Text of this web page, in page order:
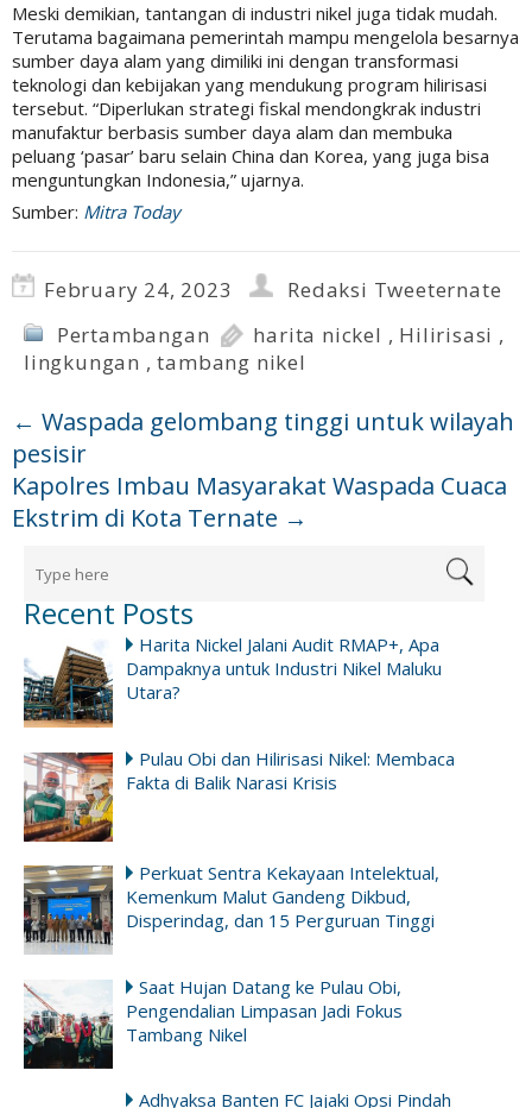
Meski demikian, tantangan di industri nikel juga tidak mudah.
Terutama bagaimana pemerintah mampu mengelola besarnya
sumber daya alam yang dimiliki ini dengan transformasi
teknologi dan kebijakan yang mendukung program hilirisasi
tersebut. “Diperlukan strategi fiskal mendongkrak industri
manufaktur berbasis sumber daya alam dan membuka
peluang ‘pasar’ baru selain China dan Korea, yang juga bisa
menguntungkan Indonesia,” ujarnya.
Sumber: Mitra Today
February 24, 2023
Redaksi Tweeternate
Pertambangan
harita nickel , Hilirisasi ,
lingkungan ,tambang nikel
← Waspada gelombang tinggi untuk wilayah
pesisir
Kapolres Imbau Masyarakat Waspada Cuaca
Ekstrim di Kota Ternate →
Recent Posts
Harita Nickel Jalani Audit RMAP+, Apa
Dampaknya untuk Industri Nikel Maluku
Utara?
Pulau Obi dan Hilirisasi Nikel: Membaca
Fakta di Balik Narasi Krisis
Perkuat Sentra Kekayaan Intelektual,
Kemenkum Malut Gandeng Dikbud,
Disperindag, dan 15 Perguruan Tinggi
Saat Hujan Datang ke Pulau Obi,
Pengendalian Limpasan Jadi Fokus
Tambang Nikel
Adhyaksa Banten FC Jajaki Opsi Pindah